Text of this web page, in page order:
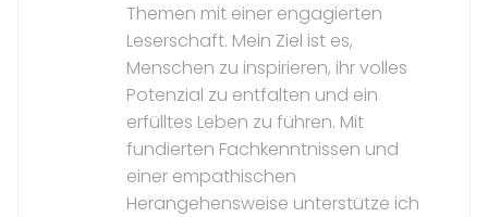
Themen mit einer engagierten
Leserschaft. Mein Ziel ist es,
Menschen zu inspirieren, ihr volles
Potenzial zu entfalten und ein
erfülltes Leben zu führen. Mit
fundierten Fachkenntnissen und
einer empathischen
Herangehensweise unterstütze ich